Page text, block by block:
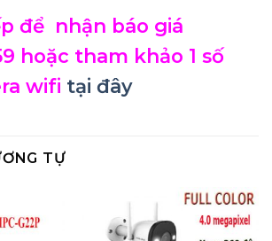
để nhận báo giá
hoặc tham khảo 1 số
wifi tại đây
TỰ